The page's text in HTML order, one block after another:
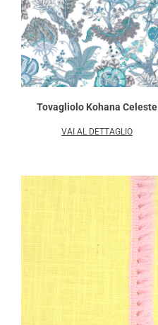
Tovagliolo Kohana Celeste
VAI AL DETTAGLIO